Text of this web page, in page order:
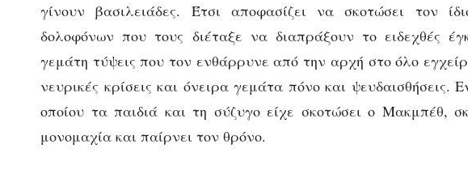
γίνουν βασιλειάδες. Έτσι αποφασίζει να σκοτώσει τον
δολοφόνων που τους διέταξε να διαπράξουν το ειδεχθές
γεμάτη τύψεις που τον ενθάρρυνε από την αρχή στο όλο
νευρικές κρίσεις και όνειρα γεμάτα πόνο και
οποίου τα παιδιά και τη σύζυγο είχε σκοτώσει ο Μακμπέθ,
μονομαχία και παίρνει τον θρόνο.